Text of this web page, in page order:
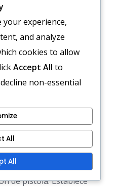
Sincronización y
ejecución
Coordinación
entre mariscal de
de jugadas
esencial para ejecutar
de pistola. Establece
your experience,
and analyze
cookies to allow
Accept All to
non-essential
All
All